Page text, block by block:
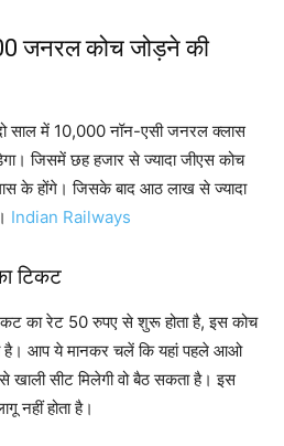
जनरल कोच जोड़ने की
साल में 10,000 नॉन-एसी जनरल क्लास
जिसमें छह हजार से ज्यादा जीएस कोच
के होंगे। जिसके बाद आठ लाख से ज्यादा
Indian Railways
टिकट
का रेट 50 रुपए से शुरू होता है, इस कोच
है। आप ये मानकर चलें कि यहां पहले आओ
खाली सीट मिलेगी वो बैठ सकता है। इस
नहीं होता है।